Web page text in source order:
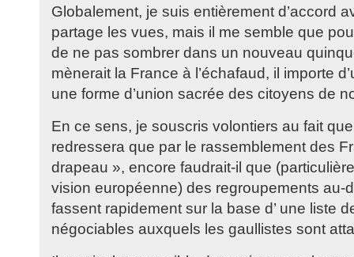
Globalement, je suis entièrement d’accord
partage les vues, mais il me semble que
de ne pas sombrer dans un nouveau
mènerait la France à l’échafaud, il importe
une forme d’union sacrée des citoyens de
En ce sens, je souscris volontiers au fait
redressera que par le rassemblement des
drapeau », encore faudrait-il que
vision européenne) des regroupements au-
fassent rapidement sur la base d’ une liste
négociables auxquels les gaullistes sont